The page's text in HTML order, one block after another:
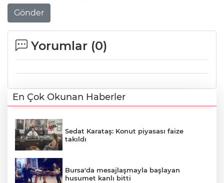
Gönder
Yorumlar (0)
En Çok Okunan Haberler
Sedat Karataş: Konut piyasası faize
takıldı
Bursa'da mesajlaşmayla başlayan
husumet kanlı bitti